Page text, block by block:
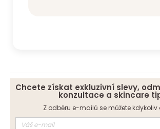
Chcete získat exkluzivní slevy,
konzultace a skincare
Z odběru e-mailů se můžete kdykoliv